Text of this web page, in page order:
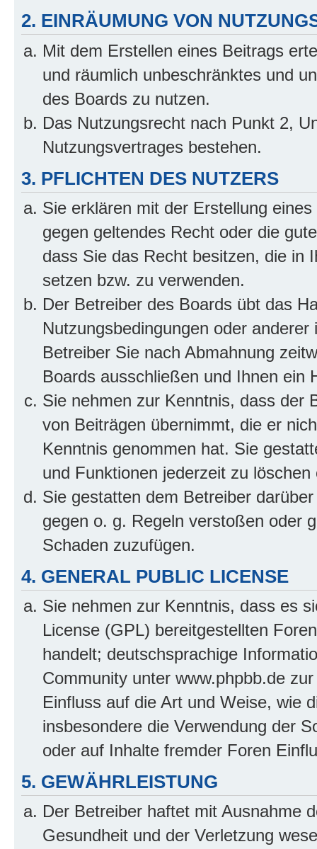
2. EINRÄUMUNG VON
Mit dem Erstellen eines Beitrags
und räumlich unbeschränktes und
des Boards zu nutzen.
Das Nutzungsrecht nach Punkt 2,
Nutzungsvertrages bestehen.
3. PFLICHTEN DES NUTZERS
Sie erklären mit der Erstellung
gegen geltendes Recht oder die
dass Sie das Recht besitzen, die in
setzen bzw. zu verwenden.
Der Betreiber des Boards übt das
Nutzungsbedingungen oder
Betreiber Sie nach Abmahnung
Boards ausschließen und Ihnen ein
Sie nehmen zur Kenntnis, dass der
von Beiträgen übernimmt, die er
Kenntnis genommen hat. Sie
und Funktionen jederzeit zu
Sie gestatten dem Betreiber
gegen o. g. Regeln verstoßen oder
Schaden zuzufügen.
4. GENERAL PUBLIC LICENSE
Sie nehmen zur Kenntnis, dass es
License (GPL) bereitgestellten
handelt; deutschsprachige
Community unter www.phpbb.de
Einfluss auf die Art und Weise, wie
insbesondere die Verwendung der
oder auf Inhalte fremder Foren
5. GEWÄHRLEISTUNG
Der Betreiber haftet mit Ausnahme
Gesundheit und der Verletzung